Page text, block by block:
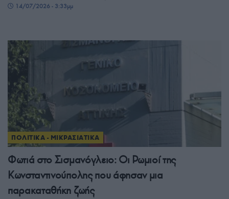
14/07/2026 - 3:33μμ
ΠΟΛΙΤΙΚΑ - ΜΙΚΡΑΣΙΑΤΙΚΑ
Φωτιά στο Σισμανόγλειο: Οι Ρωμιοί της
Κωνσταντινούπολης που άφησαν μια
παρακαταθήκη ζωής